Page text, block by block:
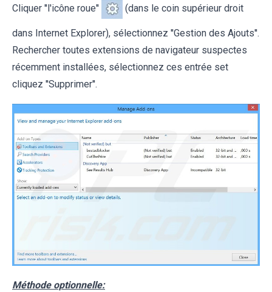
Cliquer ''l'icône roue'' (dans le coin supérieur droit
dans Internet Explorer), sélectionnez ''Gestion des Ajouts''.
Rechercher toutes extensions de navigateur suspectes
récemment installées, sélectionnez ces entrée set
cliquez ''Supprimer''.
Méthode optionnelle: